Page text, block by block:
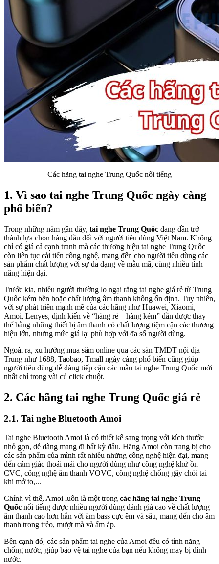
Các hãng tai nghe Trung Quốc nổi tiếng
1. Vì sao tai nghe Trung Quốc ngày càng
phổ biến?
Trong những năm gần đây, tai nghe Trung Quốc đang dần trở
thành lựa chọn hàng đầu đối với người tiêu dùng Việt Nam. Không
chỉ có giá cả cạnh tranh mà các thương hiệu tai nghe Trung Quốc
còn liên tục cải tiến công nghệ, mang đến cho người tiêu dùng các
sản phẩm chất lượng với sự đa dạng về mẫu mã, cùng nhiều tính
năng hiện đại.
Trước kia, nhiều người thường lo ngại rằng tai nghe giá rẻ từ Trung
Quốc kém bền hoặc chất lượng âm thanh không ổn định. Tuy nhiên,
với sự phát triển mạnh mẽ của các hãng như Huawei, Xiaomi,
Amoi, Lenyes, định kiến về “hàng rẻ – hàng kém” dần được thay
thế bằng những thiết bị âm thanh có chất lượng tiệm cận các thương
hiệu lớn, nhưng mức giá lại phù hợp với đa số người dùng.
Ngoài ra, xu hướng mua sắm online qua các sàn TMĐT nội địa
Trung như 1688, Taobao, Tmall ngày càng phổ biến cũng giúp
người tiêu dùng dễ dàng tiếp cận các mẫu tai nghe Trung Quốc mới
nhất chỉ trong vài cú click chuột.
2. Các hãng tai nghe Trung Quốc giá rẻ
2.1. Tai nghe Bluetooth Amoi
Tai nghe Bluetooth Amoi là có thiết kế sang trọng với kích thước
nhỏ gọn, dễ dàng mang đi bất kỳ đâu. Hãng Amoi còn trang bị cho
các sản phẩm của mình rất nhiều những công nghệ hiện đại, mang
đến cảm giác thoải mái cho người dùng như công nghệ khử ồn
CVC, công nghệ âm thanh VOVC, công nghệ chống gây chói tai
khi mở to,...
Chính vì thế, Amoi luôn là một trong các hãng tai nghe Trung
Quốc nổi tiếng được nhiều người dùng đánh giá cao về chất lượng
âm thanh cao hơn hẳn với âm bass cực êm và sâu, mang đến cho âm
thanh trong trẻo, mượt mà và ấm áp.
Bên cạnh đó, các sản phẩm tai nghe của Amoi đều có tính năng
chống nước, giúp bảo vệ tai nghe của bạn nếu không may bị dính
nước.